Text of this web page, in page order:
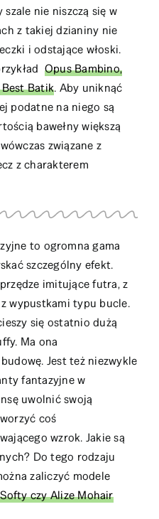
nie niszczą się w
z takiej dzianiny nie
i odstające włoski.
Opus Bambino,
Batik. Aby uniknąć
podatne na niego są
bawełny większą
związane z
z charakterem
to ogromna gama
szczególny efekt.
imitujące futra, z
wypustkami typu bucle.
się ostatnio dużą
Ma ona
Jest też niezwykle
fantazyjne w
uwolnić swoją
coś
wzrok. Jakie są
Do tego rodzaju
zaliczyć modele
czy Alize Mohair